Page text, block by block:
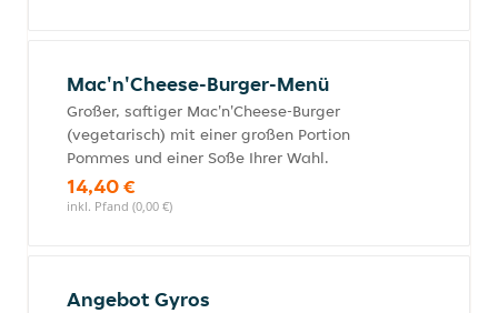
Mac'n'Cheese-Burger-Menü
Großer, saftiger Mac'n'Cheese-Burger
(vegetarisch) mit einer großen Portion
Pommes und einer Soße Ihrer Wahl.
14,40 €
inkl. Pfand (0,00 €)
Angebot Gyros